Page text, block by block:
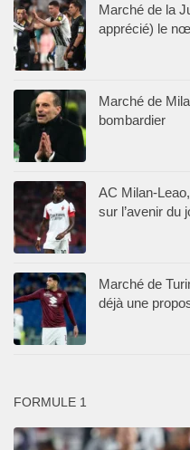
Marché de la
apprécié) le
Marché de
bombardier
AC Milan-
sur l’avenir du
Marché de
déjà une
FORMULE 1